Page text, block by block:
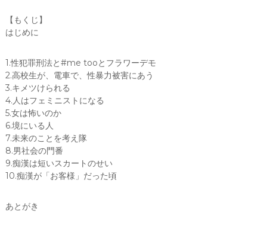
著
)
亜
紀
書
房
）
個
【もくじ】
はじめに
1.性犯罪刑法と#me tooとフラワーデモ
2.高校生が、電車で、性暴力被害にあう
3.キメツけられる
4.人はフェミニストになる
5.女は怖いのか
6.境にいる人
7.未来のことを考え隊
8.男社会の門番
9.痴漢は短いスカートのせい
10.痴漢が「お客様」だった頃
あとがき